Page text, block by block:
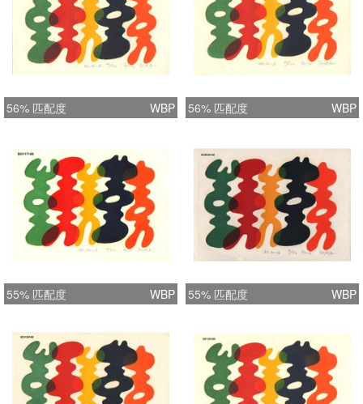
56% 匹配度 WBP 56% 匹配度 WBP
55% 匹配度 WBP 55% 匹配度 WBP